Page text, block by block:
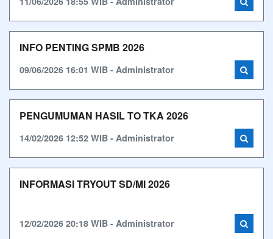
INFO PENTING SPMB 2026
09/06/2026 16:01 WIB - Administrator
PENGUMUMAN HASIL TO TKA 2026
14/02/2026 12:52 WIB - Administrator
INFORMASI TRYOUT SD/MI 2026
12/02/2026 20:18 WIB - Administrator